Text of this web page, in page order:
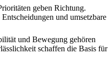
geben Richtung.
und umsetzbare
und Bewegung gehören
schaffen die Basis für